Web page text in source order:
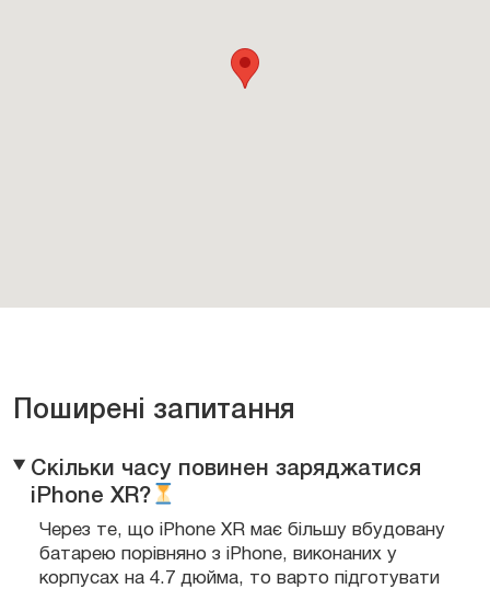
Поширені запитання
Скільки часу повинен заряджатися
iPhone XR?
Через те, що iPhone XR має більшу вбудовану
батарею порівняно з iPhone, виконаних у
корпусах на 4.7 дюйма, то варто підготувати